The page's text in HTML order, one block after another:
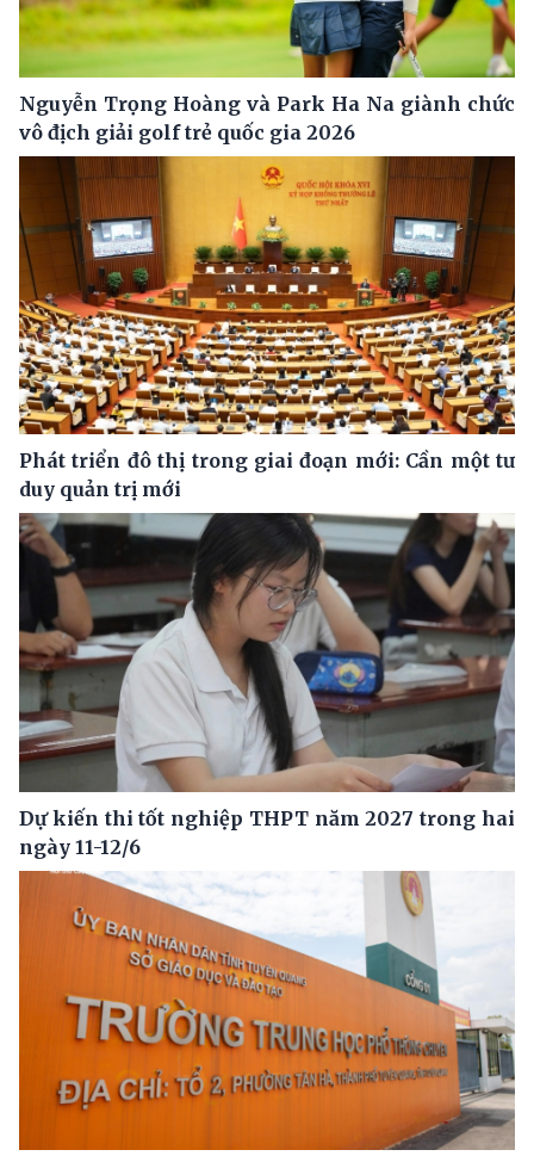
Nguyễn Trọng Hoàng và Park Ha Na giành chức
vô địch giải golf trẻ quốc gia 2026
Phát triển đô thị trong giai đoạn mới: Cần một tư
duy quản trị mới
Dự kiến thi tốt nghiệp THPT năm 2027 trong hai
ngày 11-12/6